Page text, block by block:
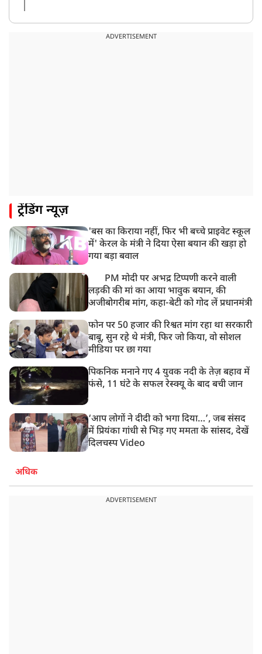
ADVERTISEMENT
ट्रेंडिंग न्यूज़
'बस का किराया नहीं, फिर भी बच्चे प्राइवेट स्कूल
में' केरल के मंत्री ने दिया ऐसा बयान की खड़ा हो
गया बड़ा बवाल
PM मोदी पर अभद्र टिप्पणी करने वाली
लड़की की मां का आया भावुक बयान, की
अजीबोगरीब मांग, कहा-बेटी को गोद लें प्रधानमंत्री
फोन पर 50 हजार की रिश्वत मांग रहा था सरकारी
बाबू, सुन रहे थे मंत्री, फिर जो किया, वो सोशल
मीडिया पर छा गया
पिकनिक मनाने गए 4 युवक नदी के तेज़ बहाव में
फंसे, 11 घंटे के सफल रेस्क्यू के बाद बची जान
‘आप लोगों ने दीदी को भगा दिया…’, जब संसद
में प्रियंका गांधी से भिड़ गए ममता के सांसद, देखें
दिलचस्प Video
अधिक
ADVERTISEMENT